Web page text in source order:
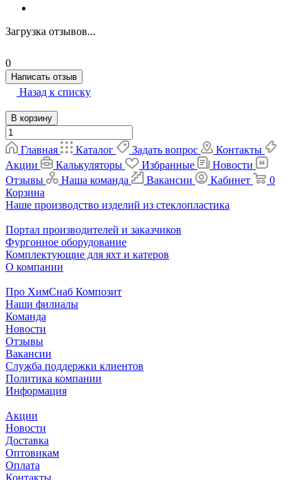
Загрузка отзывов...
0
Написать отзыв
Назад к списку
В корзину
Главная Каталог Задать вопрос
Контакты
Акции
Калькуляторы Избранные
Новости
Отзывы
Наша команда Вакансии Кабинет
0
Корзина
Наше производство изделий из стеклопластика
Портал производителей и заказчиков
Фургонное оборудование
Комплектующие для яхт и катеров
О компании
Про ХимСнаб Композит
Наши филиалы
Команда
Новости
Отзывы
Вакансии
Служба поддержки клиентов
Политика компании
Информация
Акции
Новости
Доставка
Оптовикам
Оплата
Контакты